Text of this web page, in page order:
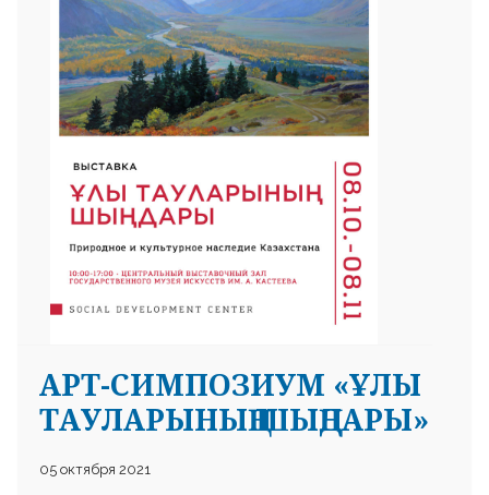
АРТ-СИМПОЗИУМ «ҰЛЫ
ТАУЛАРЫНЫҢ ШЫҢДАРЫ»
05 октября 2021